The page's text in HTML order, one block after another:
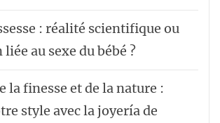
: réalité scientifique ou
au sexe du bébé ?
la finesse et de la nature :
style avec la joyería de